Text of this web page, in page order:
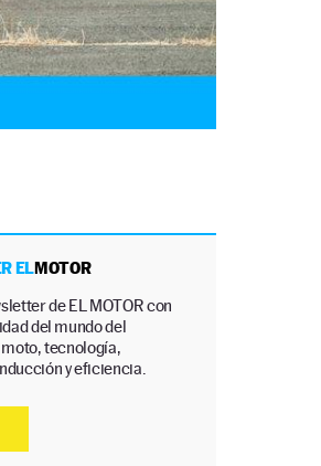
ELMOTOR
de EL MOTOR con
del mundo del
tecnología,
y eficiencia.